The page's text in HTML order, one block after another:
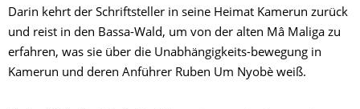
Darin kehrt der Schriftsteller in seine Heimat Kamerun zurück
und reist in den Bassa-Wald, um von der alten Mâ Maliga zu
erfahren, was sie über die Unabhängigkeits-bewegung in
Kamerun und deren Anführer Ruben Um Nyobè weiß.